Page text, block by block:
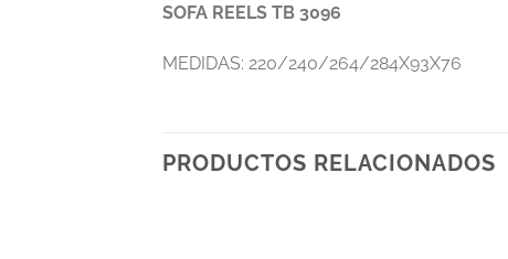
SOFA REELS TB 3096
MEDIDAS: 220/240/264/284X93X76
PRODUCTOS RELACIONADOS